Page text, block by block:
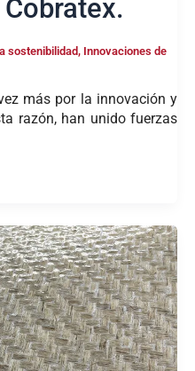
sostenibilidad, Innovaciones de
más por la innovación y
razón, han unido fuerzas